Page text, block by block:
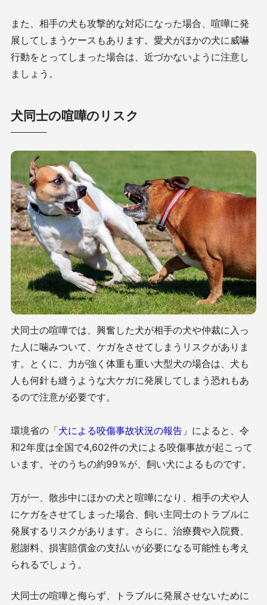
また、相手の犬も攻撃的な対応になった場合、喧嘩に発
展してしまうケースもあります。愛犬がほかの犬に威嚇
行動をとってしまった場合は、近づかないように注意し
ましょう。
犬同士の喧嘩のリスク
犬同士の喧嘩では、興奮した犬が相手の犬や仲裁に入っ
た人に噛みついて、ケガをさせてしまうリスクがありま
す。とくに、力が強く体重も重い大型犬の場合は、犬も
人も何針も縫うような大ケガに発展してしまう恐れもあ
るので注意が必要です。
環境省の「犬による咬傷事故状況の報告 」によると、令
和2年度は全国で4,602件の犬による咬傷事故が起こって
います。そのうちの約99％が、飼い犬によるものです。
万が一、散歩中にほかの犬と喧嘩になり、相手の犬や人
にケガをさせてしまった場合、飼い主同士のトラブルに
発展するリスクがあります。さらに、治療費や入院費、
慰謝料、損害賠償金の支払いが必要になる可能性も考え
られるでしょう。
犬同士の喧嘩と侮らず、トラブルに発展させないために